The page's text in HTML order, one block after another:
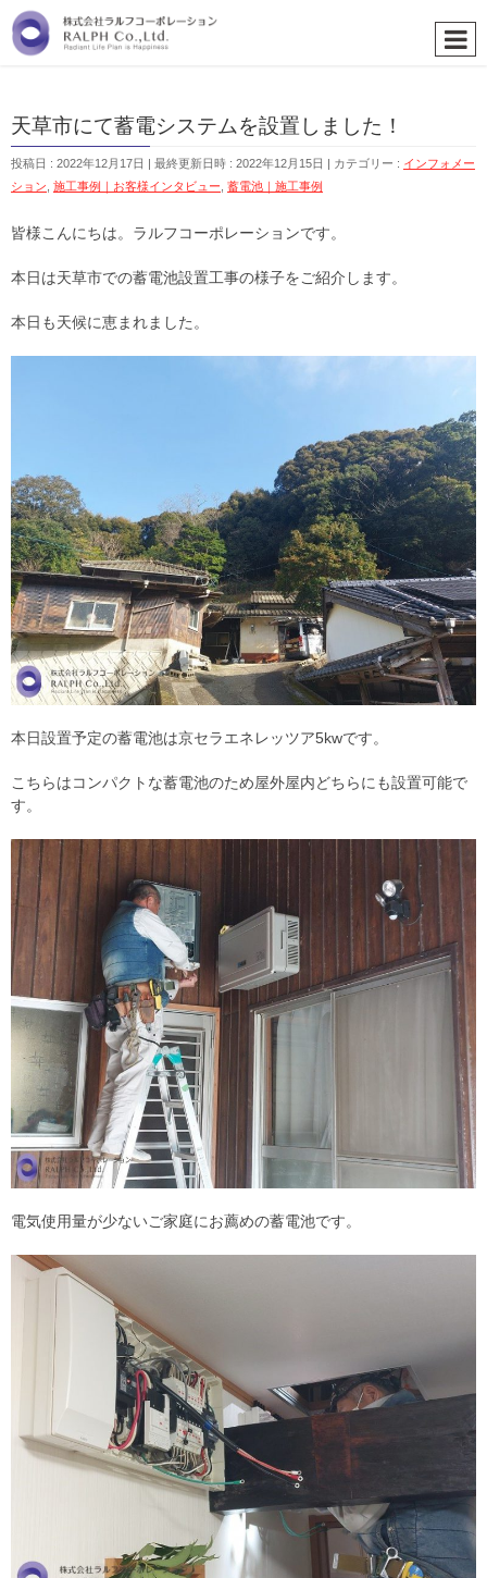
天草市にて蓄電システムを設置しました！
投稿日 : 2022年12月17日 最終更新日時 : 2022年12月15日 カテゴリー : インフォメー
ション 施工事例｜お客様インタビュー 蓄電池｜施工事例
皆様こんにちは。ラルフコーポレーションです。
本日は天草市での蓄電池設置工事の様子をご紹介します。
本日も天候に恵まれました。
本日設置予定の蓄電池は京セラエネレッツア5kwです。
こちらはコンパクトな蓄電池のため屋外屋内どちらにも設置可能で
す。
電気使用量が少ないご家庭にお薦めの蓄電池です。